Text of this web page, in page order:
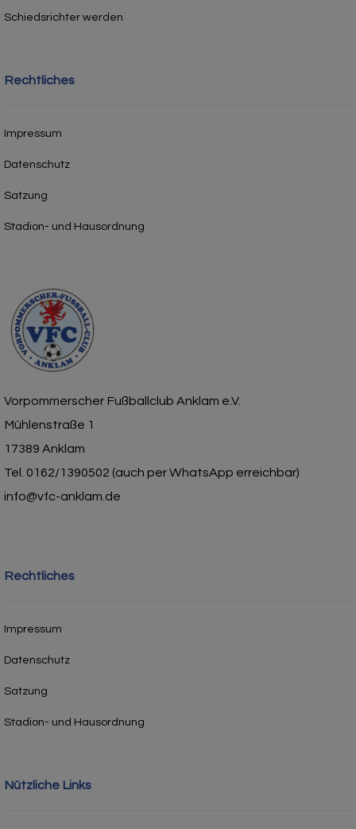
Schiedsrichter werden
Rechtliches
Impressum
Datenschutz
Satzung
Stadion- und Hausordnung
Vorpommerscher Fußballclub Anklam e.V.
Mühlenstraße 1
17389 Anklam
Tel. 0162/1390502 (auch per WhatsApp erreichbar)
info@vfc-anklam.de
Rechtliches
Impressum
Datenschutz
Satzung
Stadion- und Hausordnung
Nützliche Links